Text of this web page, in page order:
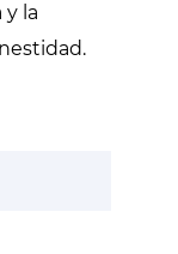
y la